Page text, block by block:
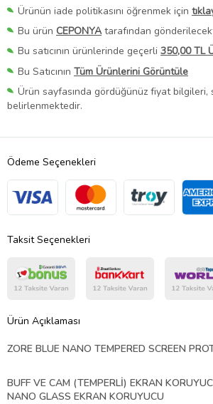
Ürünün iade politikasını öğrenmek için
Bu ürün CEPONYAtarafından
Bu satıcının ürünlerinde geçerli 350,00 TL
Bu Satıcının Tüm Ürünlerini Görüntüle
Ürün sayfasında gördüğünüz fiyat bilgileri,
belirlenmektedir.
Ödeme Seçenekleri
Taksit Seçenekleri
Ürün Açıklaması
ZORE BLUE NANO TEMPERED SCREEN
BUFF VE CAM (TEMPERLİ) EKRAN
NANO GLASS EKRAN KORUYUCU